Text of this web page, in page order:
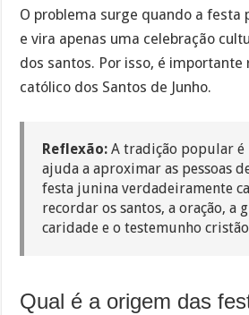
O problema surge quando a festa
e vira apenas uma celebração
dos santos. Por isso, é
católico dos Santos de Junho.
Reflexão: A tradição popular
ajuda a aproximar as pessoas
festa junina verdadeiramente
recordar os santos, a oração, a
caridade e o testemunho
Qual é a origem das